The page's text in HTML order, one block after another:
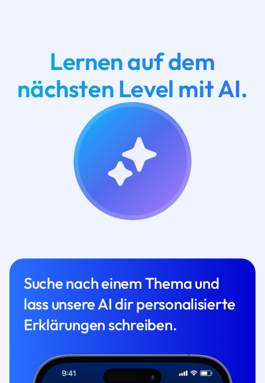
Lernen auf dem
nächsten Level mit AI.
Suche nach einem Thema und
lass unsere AI dir personalisierte
Erklärungen schreiben.